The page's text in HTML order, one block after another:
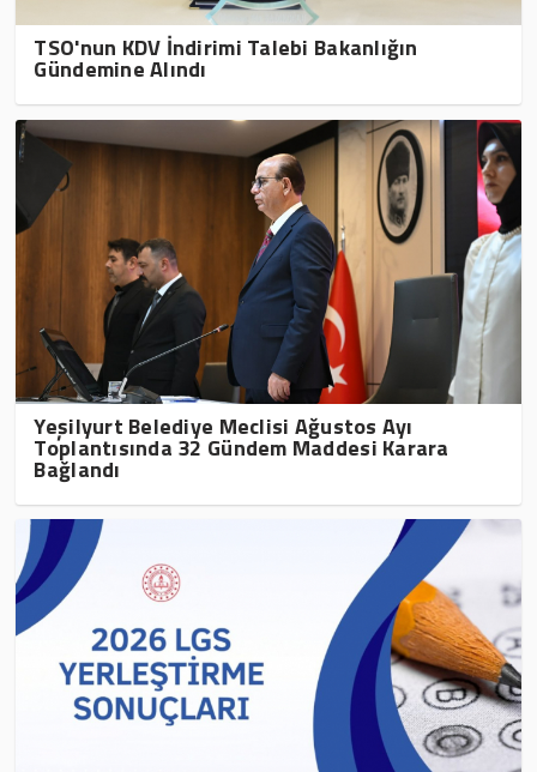
TSO'nun KDV İndirimi Talebi Bakanlığın
Gündemine Alındı
Yeşilyurt Belediye Meclisi Ağustos Ayı
Toplantısında 32 Gündem Maddesi Karara
Bağlandı